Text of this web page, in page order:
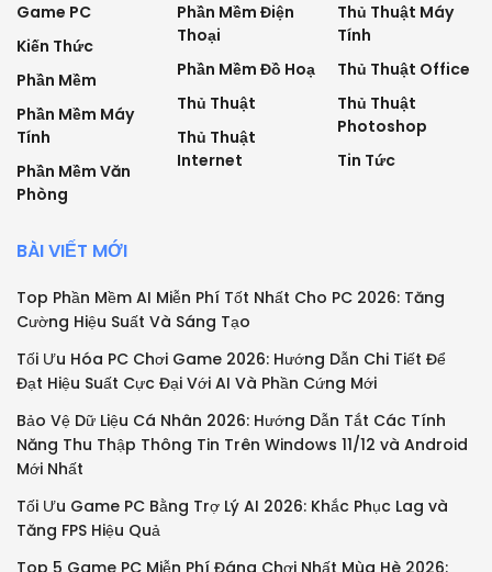
Game PC
Kiến Thức
Phần Mềm
Phần Mềm Máy
Tính
Phần Mềm Văn
Phòng
Phần Mềm Điện
Thoại
Phần Mềm Đồ Hoạ
Thủ Thuật
Thủ Thuật
Internet
Thủ Thuật Máy
Tính
Thủ Thuật Office
Thủ Thuật
Photoshop
Tin Tức
BÀI VIẾT MỚI
Top Phần Mềm AI Miễn Phí Tốt Nhất Cho PC 2026: Tăng
Cường Hiệu Suất Và Sáng Tạo
Tối Ưu Hóa PC Chơi Game 2026: Hướng Dẫn Chi Tiết Để
Đạt Hiệu Suất Cực Đại Với AI Và Phần Cứng Mới
Bảo Vệ Dữ Liệu Cá Nhân 2026: Hướng Dẫn Tắt Các Tính
Năng Thu Thập Thông Tin Trên Windows 11/12 và Android
Mới Nhất
Tối Ưu Game PC Bằng Trợ Lý AI 2026: Khắc Phục Lag và
Tăng FPS Hiệu Quả